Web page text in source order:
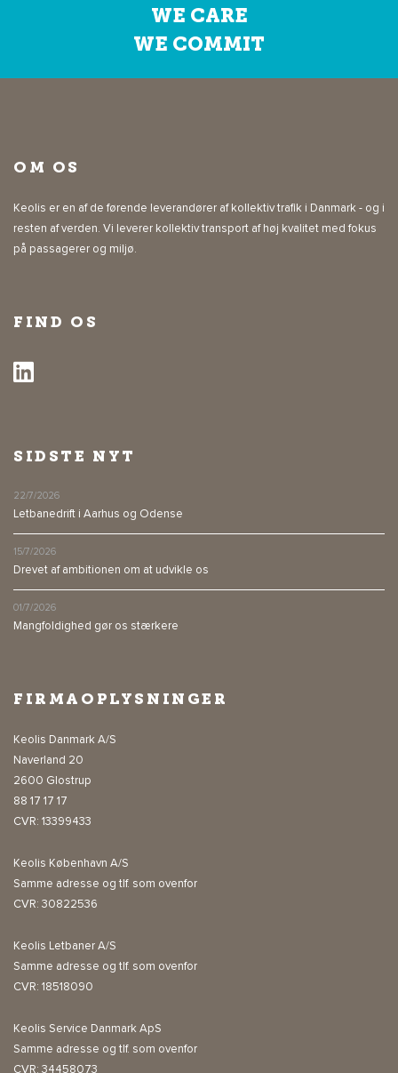
WE CARE
WE COMMIT
OM OS
Keolis er en af de førende leverandører af kollektiv trafik i Danmark - og i
resten af verden. Vi leverer kollektiv transport af høj kvalitet med fokus
på passagerer og miljø.
FIND OS
SIDSTE NYT
22/7/2026
Letbanedrift i Aarhus og Odense
15/7/2026
Drevet af ambitionen om at udvikle os
01/7/2026
Mangfoldighed gør os stærkere
FIRMAOPLYSNINGER
Keolis Danmark A/S
Naverland 20
2600 Glostrup
88 17 17 17
CVR: 13399433
Keolis København A/S
Samme adresse og tlf. som ovenfor
CVR: 30822536
Keolis Letbaner A/S
Samme adresse og tlf. som ovenfor
CVR: 18518090
Keolis Service Danmark ApS
Samme adresse og tlf. som ovenfor
CVR: 34458073